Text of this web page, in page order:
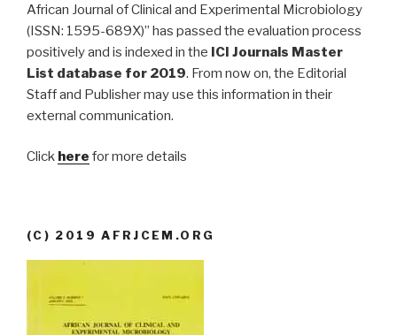
African Journal of Clinical and Experimental Microbiology
(ISSN: 1595-689X)” has passed the evaluation process
positively and is indexed in the ICI Journals Master
List database for 2019. From now on, the Editorial
Staff and Publisher may use this information in their
external communication.
Click here for more details
(C) 2019 AFRJCEM.ORG